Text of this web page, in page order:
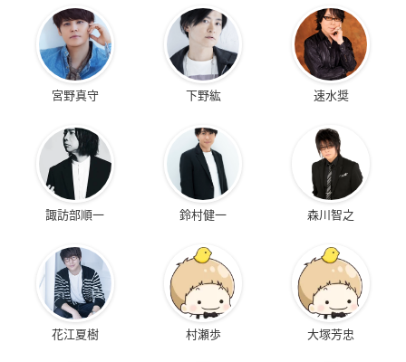
宮野真守 下野紘 速水奨
諏訪部順一 鈴村健一 森川智之
花江夏樹 村瀬歩 大塚芳忠